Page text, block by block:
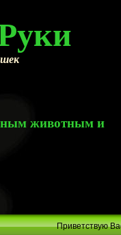
животным и
Приветствую